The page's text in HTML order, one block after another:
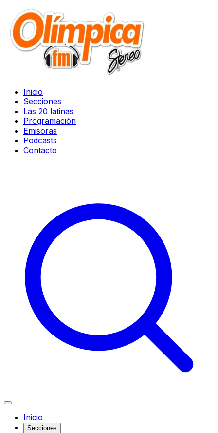
Inicio
Secciones
Las 20 latinas
Programación
Emisoras
Podcasts
Contacto
Inicio
Secciones